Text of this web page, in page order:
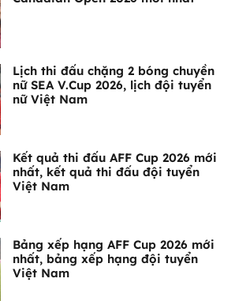
Lịch thi đấu chặng 2 bóng chuyền
nữ SEA V.Cup 2026, lịch đội tuyển
nữ Việt Nam
Kết quả thi đấu AFF Cup 2026 mới
nhất, kết quả thi đấu đội tuyển
Việt Nam
Bảng xếp hạng AFF Cup 2026 mới
nhất, bảng xếp hạng đội tuyển
Việt Nam